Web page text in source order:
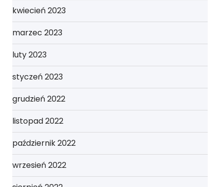
kwiecień 2023
marzec 2023
luty 2023
styczeń 2023
grudzień 2022
listopad 2022
październik 2022
wrzesień 2022